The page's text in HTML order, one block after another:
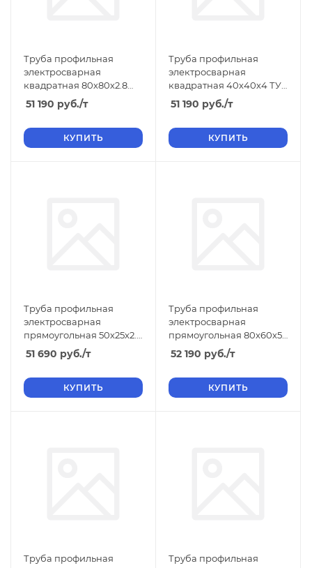
Труба профильная
электросварная
квадратная 80х80х2.8
ТУ, длина 12 м, стенка 2.8
51 190 руб./т
КУПИТЬ
Труба профильная
электросварная
квадратная 40х40х4 ТУ,
длина 6 м, стенка 4
51 190 руб./т
КУПИТЬ
Труба профильная
электросварная
прямоугольная 50х25х2.5
ТУ, длина 6 м, размер b
51 690 руб./т
КУПИТЬ
Труба профильная
электросварная
прямоугольная 80х60х5
ТУ, длина 12 м, размер b
52 190 руб./т
КУПИТЬ
Труба профильная
Труба профильная